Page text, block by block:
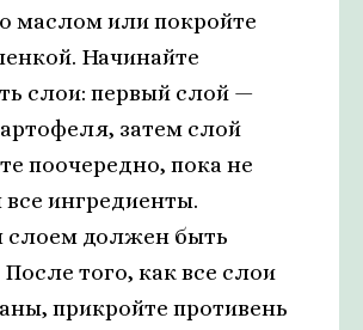
маслом или покройте
Начинайте
слои: первый слой —
затем слой
поочередно, пока не
все ингредиенты.
слоем должен быть
того, как все слои
прикройте противень